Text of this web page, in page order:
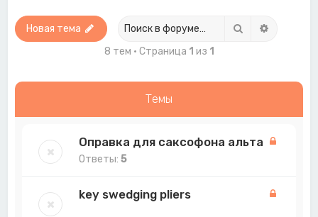
Новая тема Поиск
8 тем • Страница 1 из 1
Темы
Оправка для саксофона альта
Ответы:5
key swedging pliers